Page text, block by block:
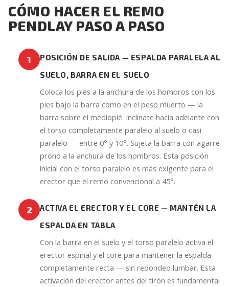
CÓMO HACER EL REMO
PENDLAY PASO A PASO
1
POSICIÓN DE SALIDA — ESPALDA PARALELA AL
SUELO, BARRA EN EL SUELO
Coloca los pies a la anchura de los hombros con los
pies bajo la barra como en el peso muerto — la
barra sobre el mediopié. Inclínate hacia adelante con
el torso completamente paralelo al suelo o casi
paralelo — entre 0° y 10°. Sujeta la barra con agarre
prono a la anchura de los hombros. Esta posición
inicial con el torso paralelo es más exigente para el
erector que el remo convencional a 45°.
2
ACTIVA EL ERECTOR Y EL CORE — MANTÉN LA
ESPALDA EN TABLA
Con la barra en el suelo y el torso paralelo activa el
erector espinal y el core para mantener la espalda
completamente recta — sin redondeo lumbar. Esta
activación del erector antes del tirón es fundamental